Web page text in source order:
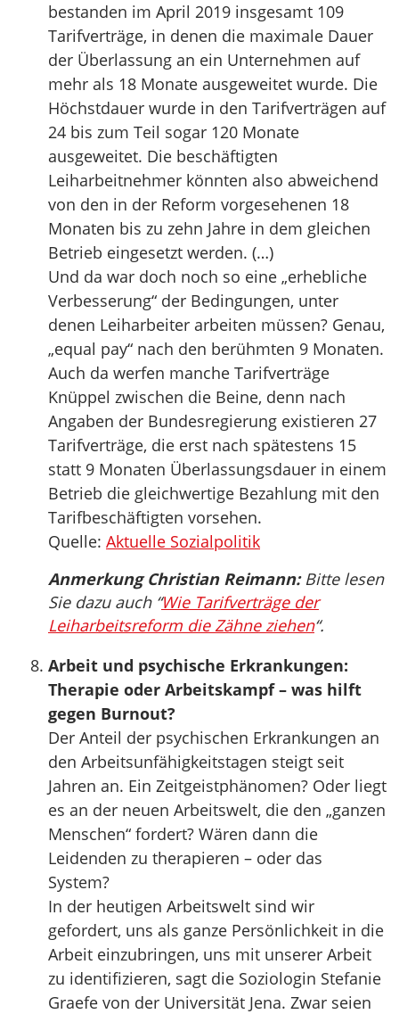
bestanden im April 2019 insgesamt 109
Tarifverträge, in denen die maximale Dauer
der Überlassung an ein Unternehmen auf
mehr als 18 Monate ausgeweitet wurde. Die
Höchstdauer wurde in den Tarifverträgen auf
24 bis zum Teil sogar 120 Monate
ausgeweitet. Die beschäftigten
Leiharbeitnehmer könnten also abweichend
von den in der Reform vorgesehenen 18
Monaten bis zu zehn Jahre in dem gleichen
Betrieb eingesetzt werden. (…)
Und da war doch noch so eine „erhebliche
Verbesserung“ der Bedingungen, unter
denen Leiharbeiter arbeiten müssen? Genau,
„equal pay“ nach den berühmten 9 Monaten.
Auch da werfen manche Tarifverträge
Knüppel zwischen die Beine, denn nach
Angaben der Bundesregierung existieren 27
Tarifverträge, die erst nach spätestens 15
statt 9 Monaten Überlassungsdauer in einem
Betrieb die gleichwertige Bezahlung mit den
Tarifbeschäftigten vorsehen.
Quelle: Aktuelle Sozialpolitik
Anmerkung Christian Reimann:Bitte lesen
Sie dazu auch “Wie Tarifverträge der
Leiharbeitsreform die Zähne ziehen“.
Arbeit und psychische Erkrankungen:
Therapie oder Arbeitskampf – was hilft
gegen Burnout?
Der Anteil der psychischen Erkrankungen an
den Arbeitsunfähigkeitstagen steigt seit
Jahren an. Ein Zeitgeistphänomen? Oder liegt
es an der neuen Arbeitswelt, die den „ganzen
Menschen“ fordert? Wären dann die
Leidenden zu therapieren – oder das
System?
In der heutigen Arbeitswelt sind wir
gefordert, uns als ganze Persönlichkeit in die
Arbeit einzubringen, uns mit unserer Arbeit
zu identifizieren, sagt die Soziologin Stefanie
Graefe von der Universität Jena. Zwar seien